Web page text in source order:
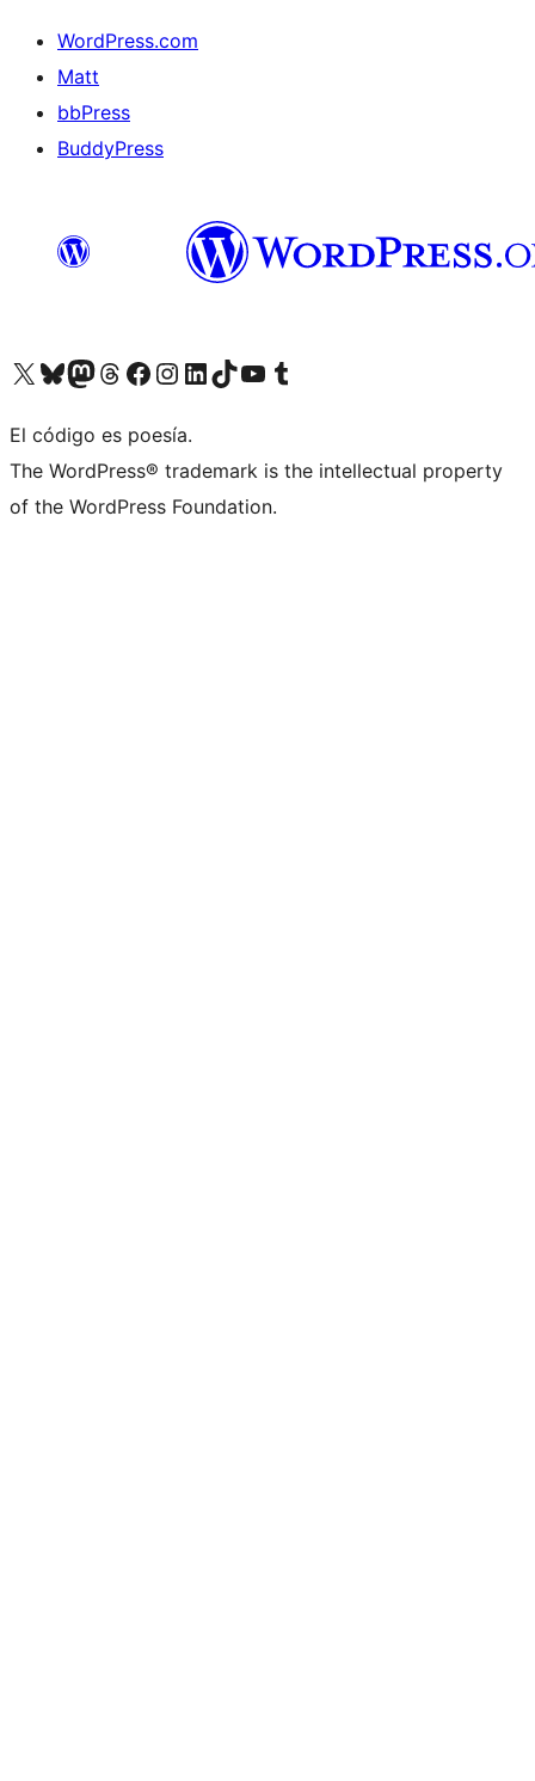
WordPress.com
Matt
bbPress
BuddyPress
Visit our X (formerly Twitter) account
Visit our Bluesky account
Visita nuestra cuenta de Twitter
Visit our Threads account
Visita nuestra página de Facebook
Visite nuestra cuenta de Instagram
Visit our LinkedIn account
Visit our TikTok account
Visit our YouTube channel
Visit our Tumblr account
El código es poesía.
The WordPress® trademark is the intellectual property
of the WordPress Foundation.